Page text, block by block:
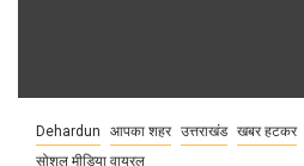
Dehardun आपका शहर उत्तराखंड खबर हटकर
सोशल मीडिया वायरल